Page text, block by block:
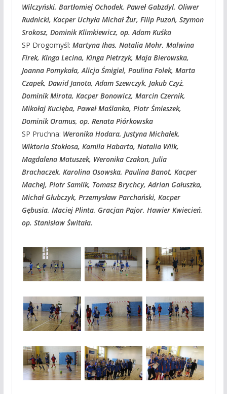
Wilczyński, Bartłomiej Ochodek, Paweł Gabzdyl, Oliwer
Rudnicki, Kacper Uchyła Michał Żur, Filip Puzoń, Szymon
Srokosz, Dominik Klimkiewicz, op. Adam Kuśka
SP Drogomyśl: Martyna Ihas, Natalia Mohr, Malwina
Firek, Kinga Lecina, Kinga Pietrzyk, Maja Bierowska,
Joanna Pomykała, Alicja Śmigiel, Paulina Folek, Marta
Czapek, Dawid Janota, Adam Szewczyk, Jakub Czyż,
Dominik Mirota, Kacper Bonowicz, Marcin Czernik,
Mikołaj Kucięba, Paweł Maślanka, Piotr Śmieszek,
Dominik Oramus, op. Renata Piórkowska
SP Pruchna: Weronika Hodara, Justyna Michałek,
Wiktoria Stokłosa, Kamila Habarta, Natalia Wilk,
Magdalena Matuszek, Weronika Czakon, Julia
Brachaczek, Karolina Osowska, Paulina Banot, Kacper
Machej, Piotr Samlik, Tomasz Brychcy, Adrian Gałuszka,
Michał Głubczyk, Przemysław Parchański, Kacper
Gębusia, Maciej Plinta, Gracjan Pajor, Hawier Kwiecień,
op. Stanisław Świtała.